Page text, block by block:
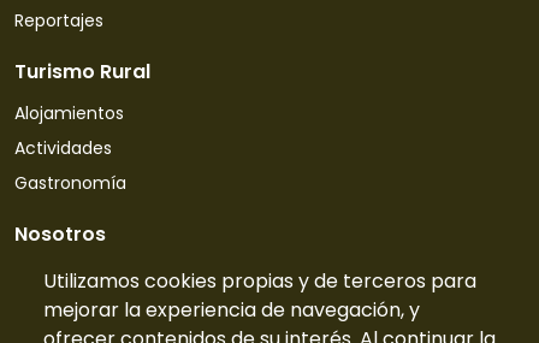
Utilizamos cookies propias y de terceros para
mejorar la experiencia de navegación, y
Reportajes
Turismo Rural
Alojamientos
Actividades
Gastronomía
Nosotros
Quiénes somos
Contacto